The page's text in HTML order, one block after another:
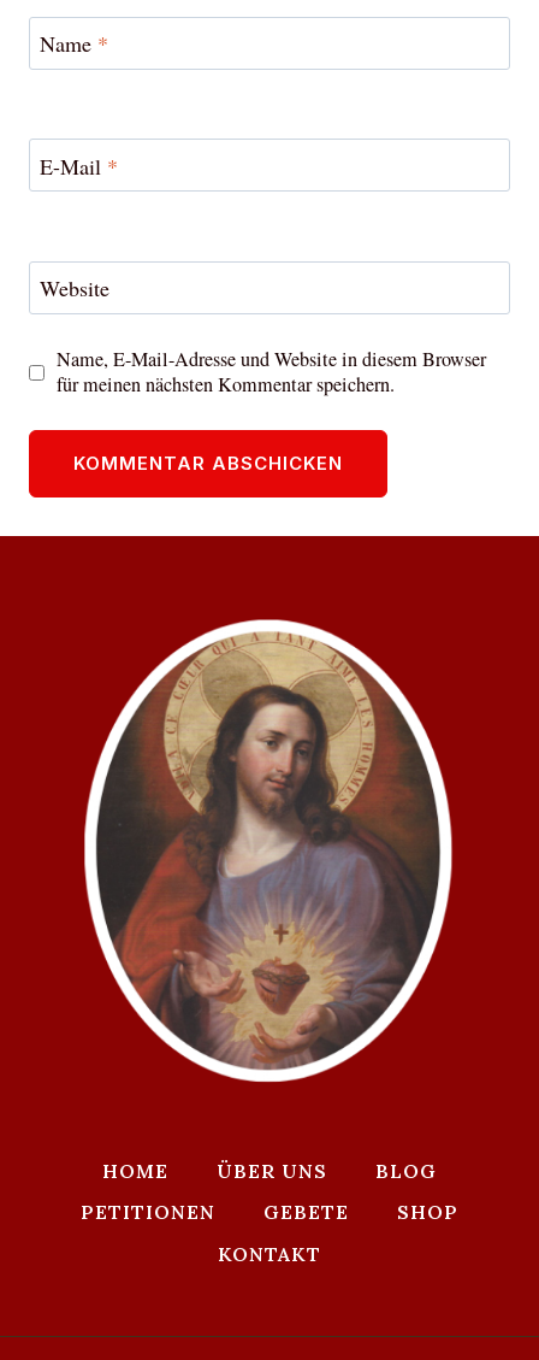
Name *
E-Mail *
Website
Name, E-Mail-Adresse und Website in diesem Browser
für meinen nächsten Kommentar speichern.
HOME ÜBER UNS
BLOG
PETITIONEN
GEBETE
SHOP
KONTAKT